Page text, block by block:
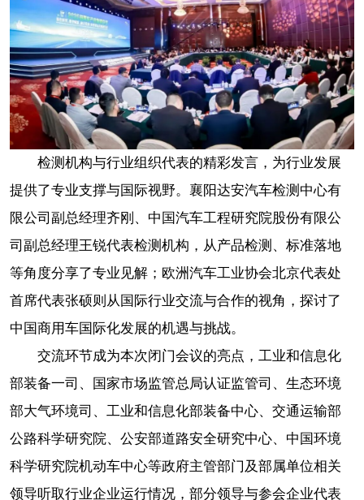
检测机构与行业组织代表的精彩发言，为行业发展
提供了专业支撑与国际视野。襄阳达安汽车检测中心有
限公司副总经理齐刚、中国汽车工程研究院股份有限公
司副总经理王锐代表检测机构，从产品检测、标准落地
等角度分享了专业见解；欧洲汽车工业协会北京代表处
首席代表张硕则从国际行业交流与合作的视角，探讨了
中国商用车国际化发展的机遇与挑战。
交流环节成为本次闭门会议的亮点，工业和信息化
部装备一司、国家市场监管总局认证监管司、生态环境
部大气环境司、工业和信息化部装备中心、交通运输部
公路科学研究院、公安部道路安全研究中心、中国环境
科学研究院机动车中心等政府主管部门及部属单位相关
领导听取行业企业运行情况，部分领导与参会企业代表